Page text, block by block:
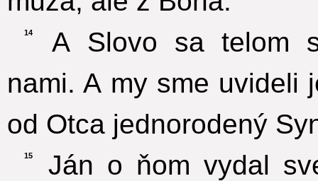
14
A Slovo sa telom
nami. A my sme uvideli
od Otca jednorodený
15
Ján o ňom vydal